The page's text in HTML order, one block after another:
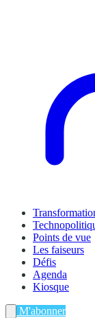
Points de vue
Les faiseurs
Défis
Agenda
Kiosque
M'abonner